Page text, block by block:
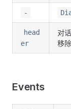
-
head
er
对
移
Events